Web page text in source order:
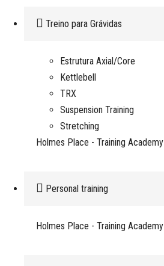
Treino para Grávidas
Estrutura Axial/Core
Kettlebell
TRX
Suspension Training
Stretching
Holmes Place - Training Academy
Personal training
Holmes Place - Training Academy